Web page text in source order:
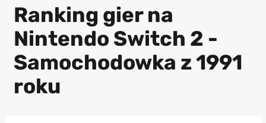
Ranking gier na
Nintendo Switch 2 -
Samochodowka z 1991
roku